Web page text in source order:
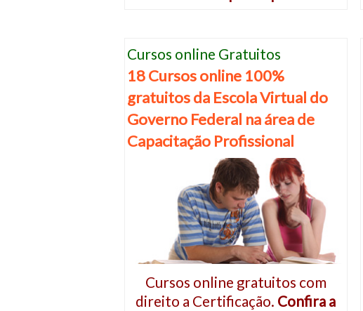
Cursos online Gratuitos
18 Cursos online 100%
gratuitos da Escola Virtual do
Governo Federal na área de
Capacitação Profissional
Cursos online gratuitos com
direito a Certificação. Confira a